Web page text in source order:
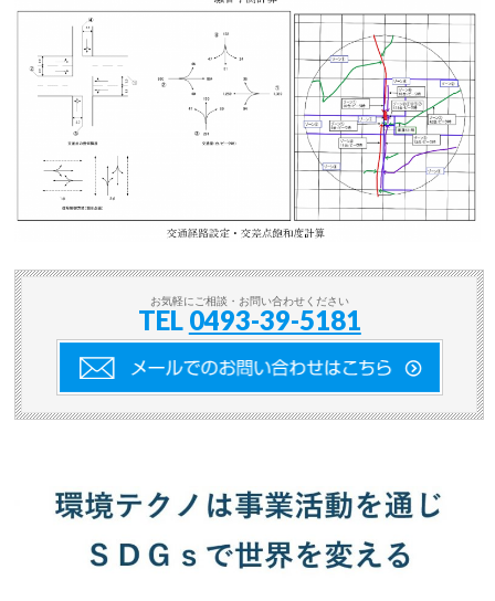
お気軽にご相談・お問い合わせください
TEL 0493-39-5181